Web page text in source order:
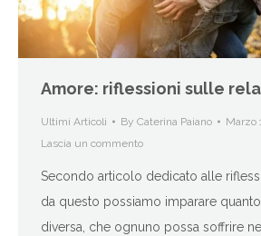
Amore: riflessioni sulle
Ultimi Articoli By Caterina Paiano
Marzo
Lascia un commento
Secondo articolo dedicato alle
da questo possiamo imparare
diversa, che ognuno possa soffrire